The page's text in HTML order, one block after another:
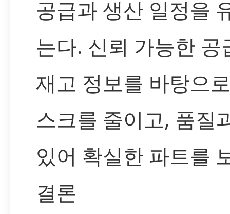
공급과 생산 일정을
는다. 신뢰 가능한
재고 정보를 바탕으
스크를 줄이고, 품질
있어 확실한 파트를
결론